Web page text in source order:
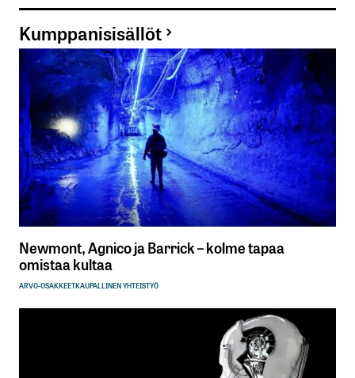
Kumppanisisällöt
Newmont, Agnico ja Barrick – kolme tapaa
omistaa kultaa
ARVO-OSAKKEETKAUPALLINEN YHTEISTYÖ